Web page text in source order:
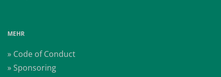
MEHR
» Code of Conduct
» Sponsoring